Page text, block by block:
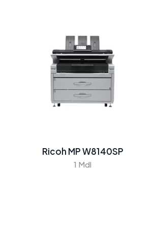
Ricoh MP W8140SP
1 Mdl